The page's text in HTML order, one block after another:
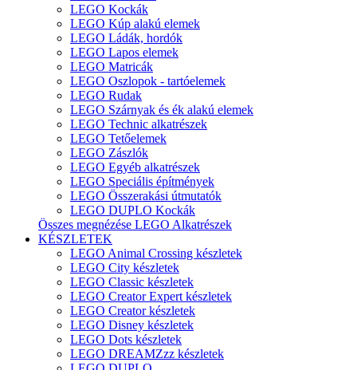
LEGO Kockák
LEGO Kúp alakú elemek
LEGO Ládák, hordók
LEGO Lapos elemek
LEGO Matricák
LEGO Oszlopok - tartóelemek
LEGO Rudak
LEGO Szárnyak és ék alakú elemek
LEGO Technic alkatrészek
LEGO Tetőelemek
LEGO Zászlók
LEGO Egyéb alkatrészek
LEGO Speciális építmények
LEGO Összerakási útmutatók
LEGO DUPLO Kockák
Összes megnézése LEGO Alkatrészek
KÉSZLETEK
LEGO Animal Crossing készletek
LEGO City készletek
LEGO Classic készletek
LEGO Creator Expert készletek
LEGO Creator készletek
LEGO Disney készletek
LEGO Dots készletek
LEGO DREAMZzz készletek